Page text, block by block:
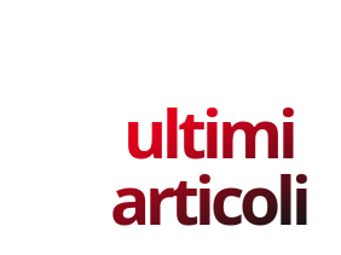
ultimi
articoli